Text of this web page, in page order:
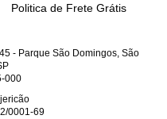
Politica de Frete Grátis
- Parque São Domingos, São
000
0001-69